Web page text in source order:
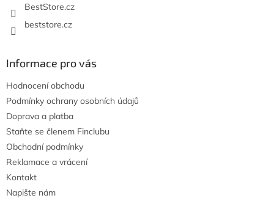
BestStore.cz
beststore.cz
Informace pro vás
Hodnocení obchodu
Podmínky ochrany osobních údajů
Doprava a platba
Staňte se členem Finclubu
Obchodní podmínky
Reklamace a vrácení
Kontakt
Napište nám